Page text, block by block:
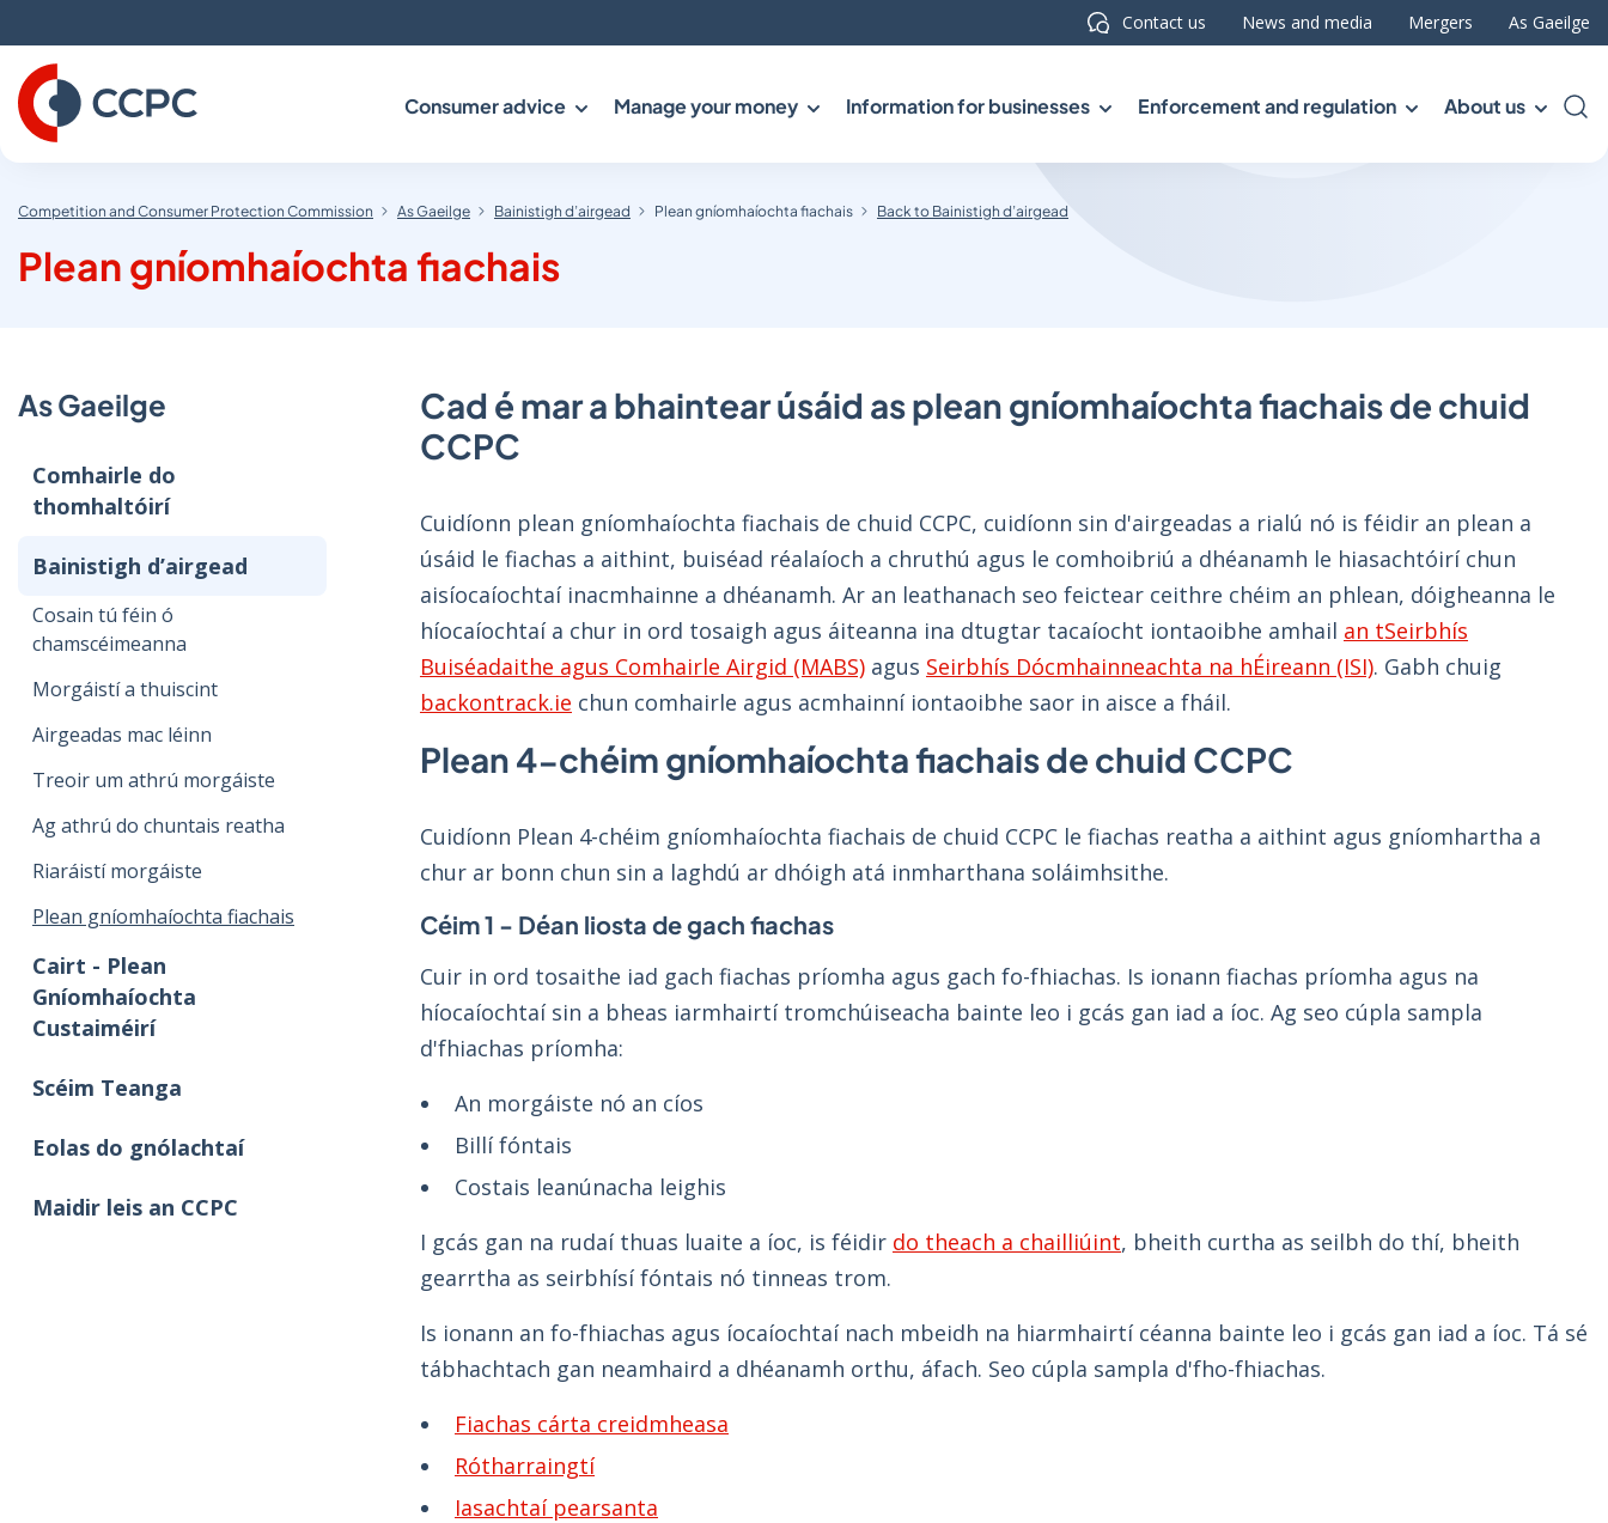
to
Content
Contact us News and media Mergers As Gaeilge
Consumer advice Manage your money Information for businesses Enforcement and regulation About us
Competition and Consumer Protection Commission As Gaeilge Bainistigh d’airgead Plean gníomhaíochta fiachais Back to Bainistigh d’airgead
Plean gníomhaíochta fiachais
As Gaeilge
Comhairle do
thomhaltóirí
Bainistigh d’airgead
Cosain tú féin ó
chamscéimeanna
Morgáistí a thuiscint
Airgeadas mac léinn
Treoir um athrú morgáiste
Ag athrú do chuntais reatha
Riaráistí morgáiste
Plean gníomhaíochta fiachais
Cairt - Plean
Gníomhaíochta
Custaiméirí
Scéim Teanga
Eolas do gnólachtaí
Maidir leis an CCPC
Cad é mar a bhaintear úsáid as plean gníomhaíochta fiachais de chuid
CCPC
Cuidíonn plean gníomhaíochta fiachais de chuid CCPC, cuidíonn sin d'airgeadas a rialú nó is féidir an plean a
úsáid le fiachas a aithint, buiséad réalaíoch a chruthú agus le comhoibriú a dhéanamh le hiasachtóirí chun
aisíocaíochtaí inacmhainne a dhéanamh. Ar an leathanach seo feictear ceithre chéim an phlean, dóigheanna le
híocaíochtaí a chur in ord tosaigh agus áiteanna ina dtugtar tacaíocht iontaoibhe amhail an tSeirbhís
Buiséadaithe agus Comhairle Airgid (MABS) agus Seirbhís Dócmhainneachta na hÉireann (ISI). Gabh chuig
backontrack.ie chun comhairle agus acmhainní iontaoibhe saor in aisce a fháil.
Plean 4-chéim gníomhaíochta fiachais de chuid CCPC
Cuidíonn Plean 4-chéim gníomhaíochta fiachais de chuid CCPC le fiachas reatha a aithint agus gníomhartha a
chur ar bonn chun sin a laghdú ar dhóigh atá inmharthana soláimhsithe.
Céim 1 - Déan liosta de gach fiachas
Cuir in ord tosaithe iad gach fiachas príomha agus gach fo-fhiachas. Is ionann fiachas príomha agus na
híocaíochtaí sin a bheas iarmhairtí tromchúiseacha bainte leo i gcás gan iad a íoc. Ag seo cúpla sampla
d'fhiachas príomha:
An morgáiste nó an cíos
Billí fóntais
Costais leanúnacha leighis
I gcás gan na rudaí thuas luaite a íoc, is féidir do theach a chailliúint, bheith curtha as seilbh do thí, bheith
gearrtha as seirbhísí fóntais nó tinneas trom.
Is ionann an fo-fhiachas agus íocaíochtaí nach mbeidh na hiarmhairtí céanna bainte leo i gcás gan iad a íoc. Tá sé
tábhachtach gan neamhaird a dhéanamh orthu, áfach. Seo cúpla sampla d'fho-fhiachas.
Fiachas cárta creidmheasa
Rótharraingtí
Iasachtaí pearsanta